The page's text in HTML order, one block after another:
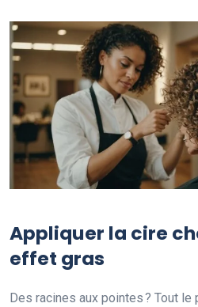
Appliquer la cire
effet gras
Des racines aux pointes ? Tout le